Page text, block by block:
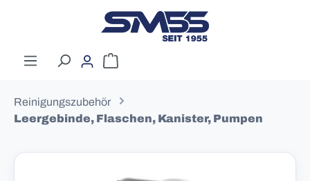
Zum Hauptinhalt springen
Warenkorb enthält 0 Positionen. Der
Reinigungszubehör
Leergebinde, Flaschen, Kanister, Pumpen
Bildergalerie überspringen